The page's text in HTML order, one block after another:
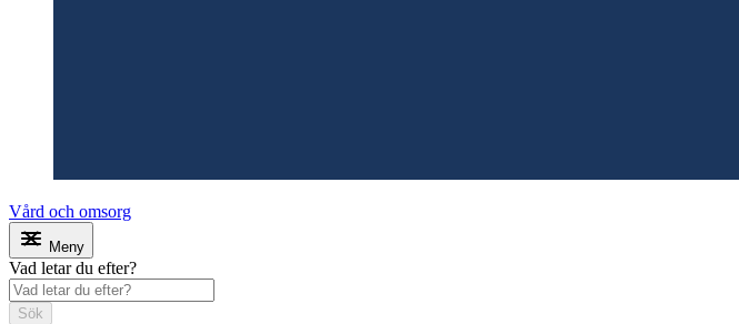
Vård och omsorg
Meny
Vad letar du efter?
Sök